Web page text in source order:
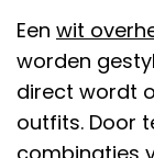
Een wit
worden
direct wordt
outfits. Door